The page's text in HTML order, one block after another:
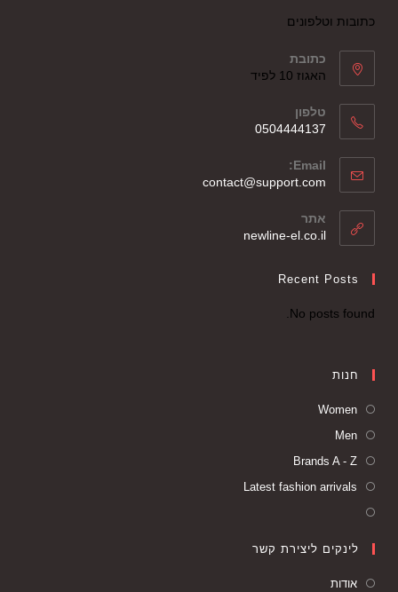
כתובות וטלפונים
כתובת
האגוז 10 לפיד
טלפון
0504444137
Email:
contact@support.com
אתר
newline-el.co.il
Recent Posts
No posts found.
חנות
Women
Men
Brands A - Z
Latest fashion arrivals
לינקים ליצירת קשר
אודות